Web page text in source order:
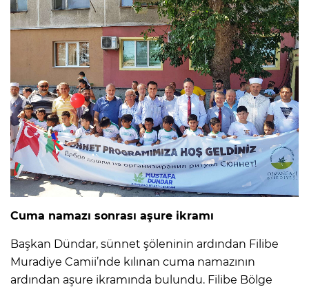
Cuma namazı sonrası aşure ikramı
Başkan Dündar, sünnet şöleninin ardından Filibe
Muradiye Camii’nde kılınan cuma namazının
ardından aşure ikramında bulundu. Filibe Bölge